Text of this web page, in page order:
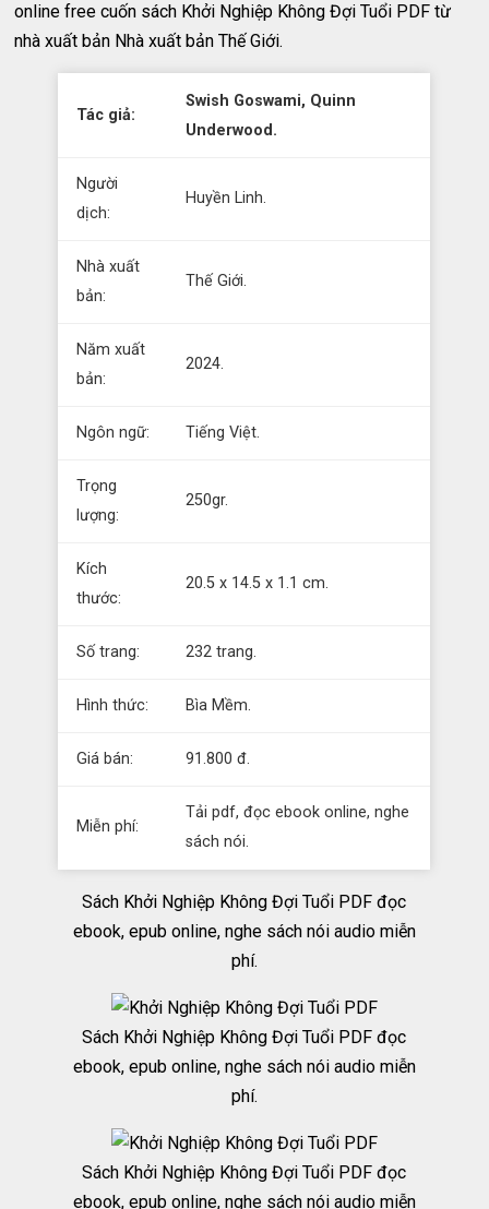
online free cuốn sách Khởi Nghiệp Không Đợi Tuổi PDF từ
nhà xuất bản Nhà xuất bản Thế Giới.
Tác giả:
Swish Goswami, Quinn
Underwood.
Người
dịch:
Huyền Linh.
Nhà xuất
bản:
Thế Giới.
Năm xuất
bản:
2024.
Ngôn ngữ: Tiếng Việt.
Trọng
lượng:
250gr.
Kích
thước:
20.5 x 14.5 x 1.1 cm.
Số trang: 232 trang.
Hình thức: Bìa Mềm.
Giá bán: 91.800 đ.
Miễn phí:
Tải pdf, đọc ebook online, nghe
sách nói.
Sách Khởi Nghiệp Không Đợi Tuổi PDF đọc
ebook, epub online, nghe sách nói audio miễn
phí.
Sách Khởi Nghiệp Không Đợi Tuổi PDF đọc
ebook, epub online, nghe sách nói audio miễn
phí.
Sách Khởi Nghiệp Không Đợi Tuổi PDF đọc
ebook, epub online, nghe sách nói audio miễn